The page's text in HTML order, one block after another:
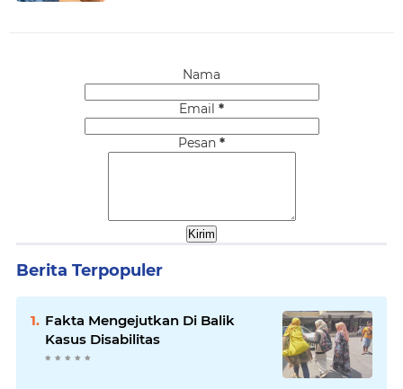
Nama
Email *
Pesan *
Berita Terpopuler
Fakta Mengejutkan Di Balik
Kasus Disabilitas